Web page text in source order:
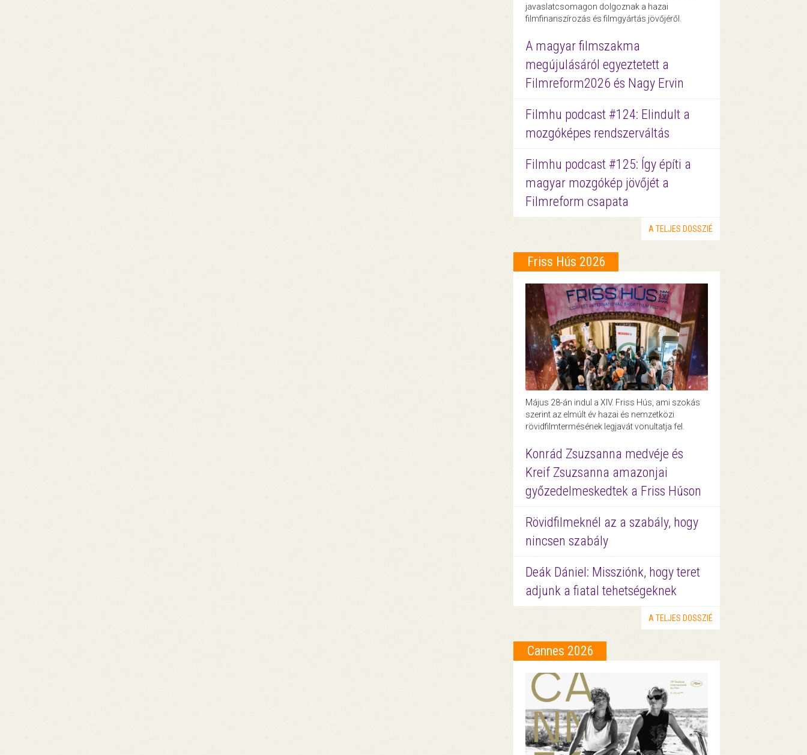
javaslatcsomagon dolgoznak a hazai
filmfinanszírozás és filmgyártás jövőjéről.
A magyar filmszakma
megújulásáról egyeztetett a
Filmreform2026 és Nagy Ervin
Filmhu podcast #124: Elindult a
mozgóképes rendszerváltás
Filmhu podcast #125: Így építi a
magyar mozgókép jövőjét a
Filmreform csapata
A TELJES DOSSZIÉ
Friss Hús 2026
Május 28-án indul a XIV. Friss Hús, ami szokás
szerint az elmúlt év hazai és nemzetközi
rövidfilmtermésének legjavát vonultatja fel.
Konrád Zsuzsanna medvéje és
Kreif Zsuzsanna amazonjai
győzedelmeskedtek a Friss Húson
Rövidfilmeknél az a szabály, hogy
nincsen szabály
Deák Dániel: Missziónk, hogy teret
adjunk a fiatal tehetségeknek
A TELJES DOSSZIÉ
Cannes 2026